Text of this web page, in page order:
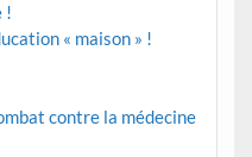
!
« maison » !
contre la médecine